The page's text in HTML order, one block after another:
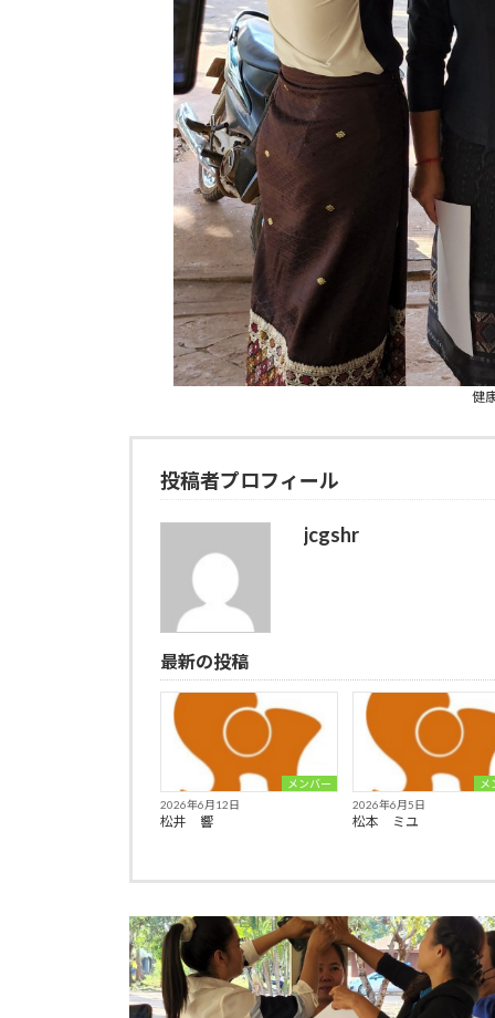
健
投稿者プロフィール
jcgshr
最新の投稿
メンバー
2026年6月12日
松井 響
メ
2026年6月5日
松本 ミユ